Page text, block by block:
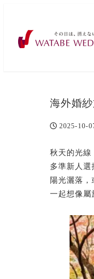
海外婚
投稿日
2025-10-
秋天的光線
多準新人
陽光灑落
一起想像屬